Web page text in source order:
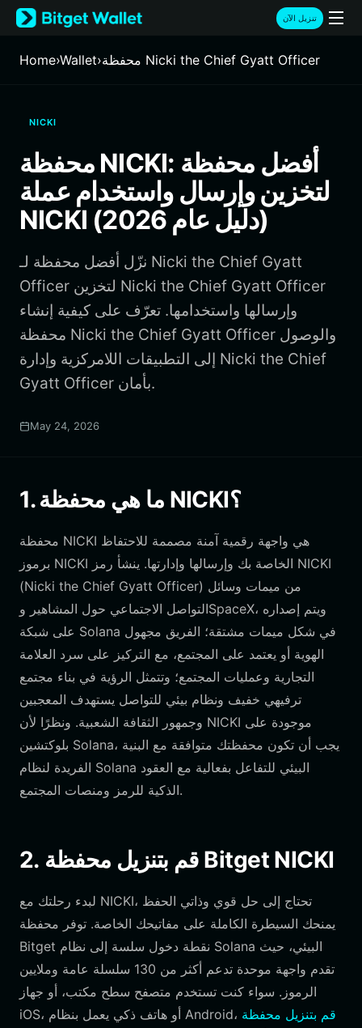
English
日本語
Русский
Italiano
Deutsch
简体中文
繁體中文
Português (Portugal)
ภาษาไทย
हिन्दी
Español
Português (Brasil)
Español (Argentina)
تنزيل الآن
Home›Wallet› محفظة Nicki the Chief Gyatt Officer
NICKI
محفظة NICKI: أفضل محفظة
لتخزين وإرسال واستخدام عملة
NICKI (دليل عام 2026)
نزّل أفضل محفظة لـ Nicki the Chief Gyatt
Officer لتخزين Nicki the Chief Gyatt Officer
وإرسالها واستخدامها. تعرّف على كيفية إنشاء
محفظة Nicki the Chief Gyatt Officer والوصول
إلى التطبيقات اللامركزية وإدارة Nicki the Chief
Gyatt Officer بأمان.
May 24, 2026
1. ما هي محفظة NICKI؟
محفظة NICKI هي واجهة رقمية آمنة مصممة للاحتفاظ
برموز NICKI الخاصة بك وإرسالها وإدارتها. ينشأ رمز NICKI
(Nicki the Chief Gyatt Officer) من ميمات وسائل
التواصل الاجتماعي حول المشاهير وSpaceX، ويتم إصداره
على شبكة Solana في شكل ميمات مشتقة؛ الفريق مجهول
الهوية أو يعتمد على المجتمع، مع التركيز على سرد العلامة
التجارية وعمليات المجتمع؛ وتتمثل الرؤية في بناء مجتمع
ترفيهي خفيف ونظام بيئي للتواصل يستهدف المعجبين
وجمهور الثقافة الشعبية. ونظرًا لأن NICKI موجودة على
بلوكتشين Solana، يجب أن تكون محفظتك متوافقة مع البنية
الفريدة لنظام Solana البيئي للتفاعل بفعالية مع العقود
الذكية للرمز ومنصات المجتمع.
2. قم بتنزيل محفظة Bitget NICKI
لبدء رحلتك مع NICKI، تحتاج إلى حل قوي وذاتي الحفظ
يمنحك السيطرة الكاملة على مفاتيحك الخاصة. توفر محفظة
Bitget نقطة دخول سلسة إلى نظام Solana البيئي، حيث
تقدم واجهة موحدة تدعم أكثر من 130 سلسلة عامة وملايين
الرموز. سواء كنت تستخدم متصفح سطح مكتب، أو جهاز
iOS، أو هاتف ذكي يعمل بنظام Android، قم بتنزيل محفظة